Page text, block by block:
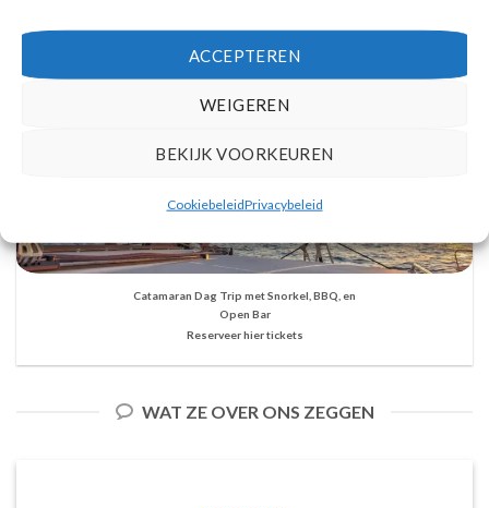
ACCEPTEREN
WEIGEREN
BEKIJK VOORKEUREN
CookiebeleidPrivacybeleid
Catamaran Dag Trip met Snorkel, BBQ, en
Open Bar
Reserveer hier tickets
WAT ZE OVER ONS ZEGGEN